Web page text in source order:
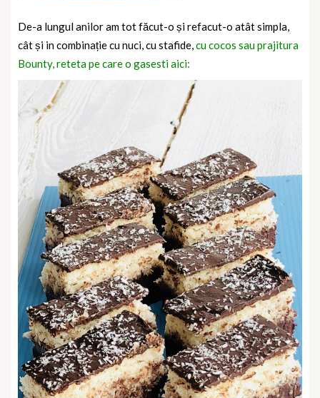
De-a lungul anilor am tot făcut-o și refacut-o atât simpla,
cât și in combinație cu nuci, cu stafide,cu cocos sau prajitura
Bounty, reteta pe care o gasesti aici: